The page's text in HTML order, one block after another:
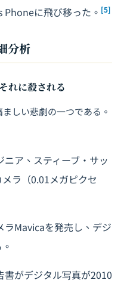
に飛び移った。 [5]
分析
れに殺される
しい悲劇の一つである。
ニア、スティーブ・サッ
ラ（0.01メガピクセ
ラMavicaを発売し、デジ
書がデジタル写真が2010